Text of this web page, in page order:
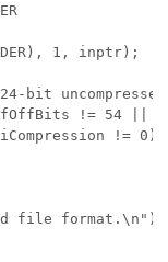
1, inptr);
bit
!= 54 ||
!= 0)
file format.\n");